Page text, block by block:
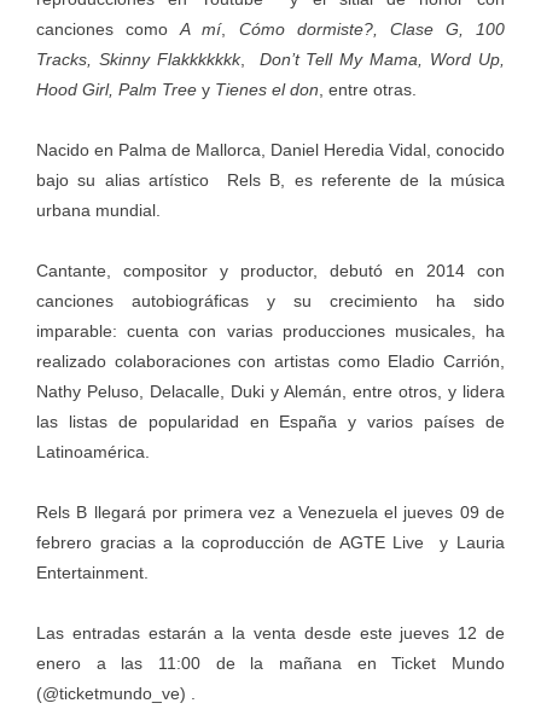
canciones comoA mí, Cómo dormiste?, Clase G, 100
Tracks, Skinny Flakkkkkkk, Don’t Tell My Mama, Word Up,
Hood Girl, Palm Tree y Tienes el don , entre otras.
Nacido en Palma de Mallorca, Daniel Heredia Vidal, conocido
bajo su alias artístico Rels B, es referente de la música
urbana mundial.
Cantante, compositor y productor, debutó en 2014 con
canciones autobiográficas y su crecimiento ha sido
imparable: cuenta con varias producciones musicales, ha
realizado colaboraciones con artistas como Eladio Carrión,
Nathy Peluso, Delacalle, Duki y Alemán, entre otros, y lidera
las listas de popularidad en España y varios países de
Latinoamérica.
Rels B llegará por primera vez a Venezuela el jueves 09 de
febrero gracias a la coproducción de AGTE Live y Lauria
Entertainment.
Las entradas estarán a la venta desde este jueves 12 de
enero a las 11:00 de la mañana en Ticket Mundo
(@ticketmundo_ve) .